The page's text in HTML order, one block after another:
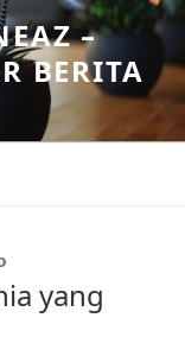
–
BERITA
yang